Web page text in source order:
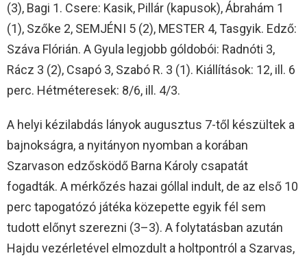
(3), Bagi 1. Csere: Kasik, Pillár (kapusok), Ábrahám 1
(1), Szőke 2, SEMJÉNI 5 (2), MESTER 4, Tasgyik. Edző:
Száva Flórián. A Gyula legjobb góldobói: Radnóti 3,
Rácz 3 (2), Csapó 3, Szabó R. 3 (1). Kiállítások: 12, ill. 6
perc. Hétméteresek: 8/6, ill. 4/3.
A helyi kézilabdás lányok augusztus 7-től készültek a
bajnokságra, a nyitányon nyomban a korában
Szarvason edzősködő Barna Károly csapatát
fogadták. A mérkőzés hazai góllal indult, de az első 10
perc tapogatózó játéka közepette egyik fél sem
tudott előnyt szerezni (3–3). A folytatásban azután
Hajdu vezérletével elmozdult a holtpontról a Szarvas,